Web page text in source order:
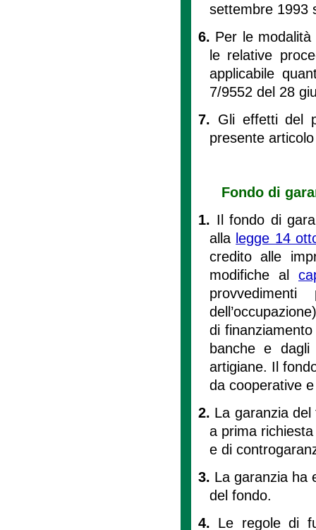
settembre 1993
6. Per le
le relative
applicabile
7/9552 del 28
7. Gli effetti del
presente
Fondo di
1. Il fondo di
alla legge 14
credito alle
modifiche al
di
banche e
artigiane. Il
da cooperative
2. La garanzia
a prima
e di
3. La garanzia ha
del fondo.
4. Le regole di